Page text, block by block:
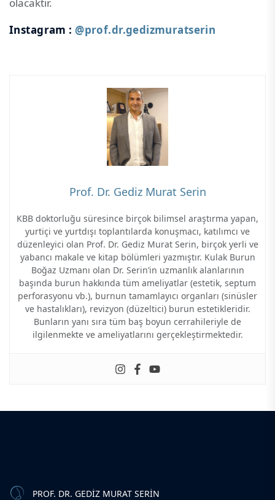
Instagram : @prof.dr.gedizmuratserin
Prof. Dr. Gediz Murat Serin
KBB doktorluğu süresince birçok bilimsel araştırma yapan,
yurtiçi ve yurtdışı toplantılarda konuşmacı, katılımcı ve
düzenleyici olan Prof. Dr. Gediz Murat Serin, birçok yerli ve
yabancı makale ve kitap bölümleri yazmıştır. Kulak Burun
Boğaz Uzmanı olan Dr. Serin’in uzmanlık alanlarının
başında burun hakkında tüm ameliyatlar (estetik, septum
perforasyonu vb.), burnun tamamlayıcı organları (sinüsler
ve hastalıkları), revizyon (düzeltici) burun estetikleridir.
Bunların yanı sıra tüm baş boyun cerrahileriyle de
ilgilenmekte ve ameliyatlarını gerçekleştirmektedir.
PROF. DR. GEDIZ MURAT SERIN